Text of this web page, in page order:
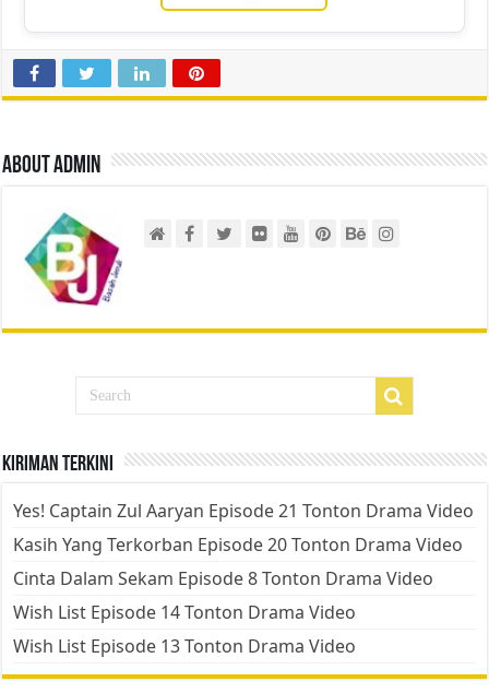
About admin
Kiriman Terkini
Yes! Captain Zul Aaryan Episode 21 Tonton Drama Video
Kasih Yang Terkorban Episode 20 Tonton Drama Video
Cinta Dalam Sekam Episode 8 Tonton Drama Video
Wish List Episode 14 Tonton Drama Video
Wish List Episode 13 Tonton Drama Video